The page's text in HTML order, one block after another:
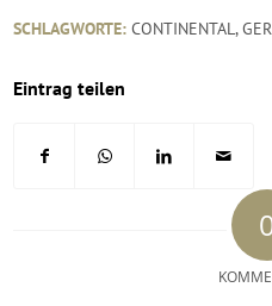
SCHLAGWORTE: CONTINENTAL,
Eintrag teilen